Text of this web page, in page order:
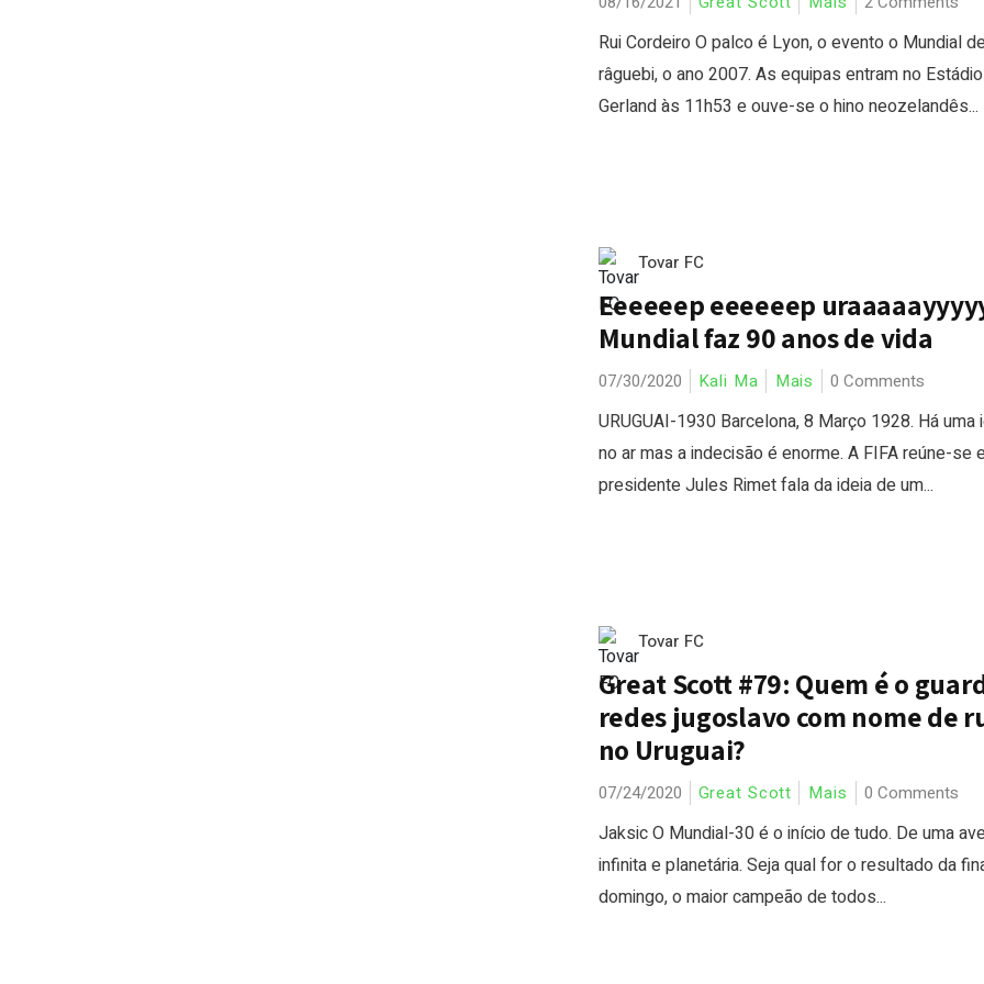
Rui Cordeiro O palco é Lyon, o evento o Mundial
râguebi, o ano 2007. As equipas entram no Estádio
Gerland às 11h53 e ouve-se o hino neozelandês...
Tovar FC
Eeeeeep eeeeeep
Mundial faz 90 anos de vida
07/30/2020 Kali Ma Mais 0 Comments
URUGUAI-1930 Barcelona, 8 Março 1928. Há uma
no ar mas a indecisão é enorme. A FIFA reúne-se
presidente Jules Rimet fala da ideia de um...
Tovar FC
Great Scott #79: Quem é o
redes jugoslavo com nome de
no Uruguai?
07/24/2020 Great Scott Mais 0 Comments
Jaksic O Mundial-30 é o início de tudo. De uma
infinita e planetária. Seja qual for o resultado da
domingo, o maior campeão de todos...